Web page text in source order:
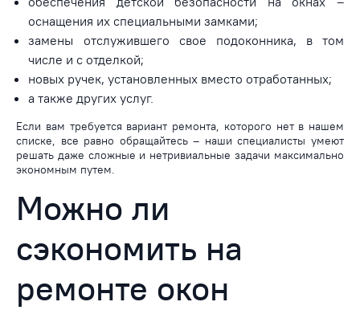
оснащения их специальными замками;
замены отслужившего свое подоконника, в том
числе и с отделкой;
новых ручек, установленных вместо отработанных;
а также других услуг.
Если вам требуется вариант ремонта, которого нет в нашем
списке, все равно обращайтесь – наши специалисты умеют
решать даже сложные и нетривиальные задачи максимально
экономным путем.
Можно ли
сэкономить на
ремонте окон